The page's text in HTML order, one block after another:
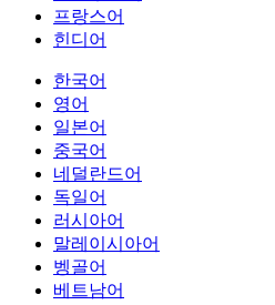
프랑스어
힌디어
한국어
영어
일본어
중국어
네덜란드어
독일어
러시아어
말레이시아어
벵골어
베트남어